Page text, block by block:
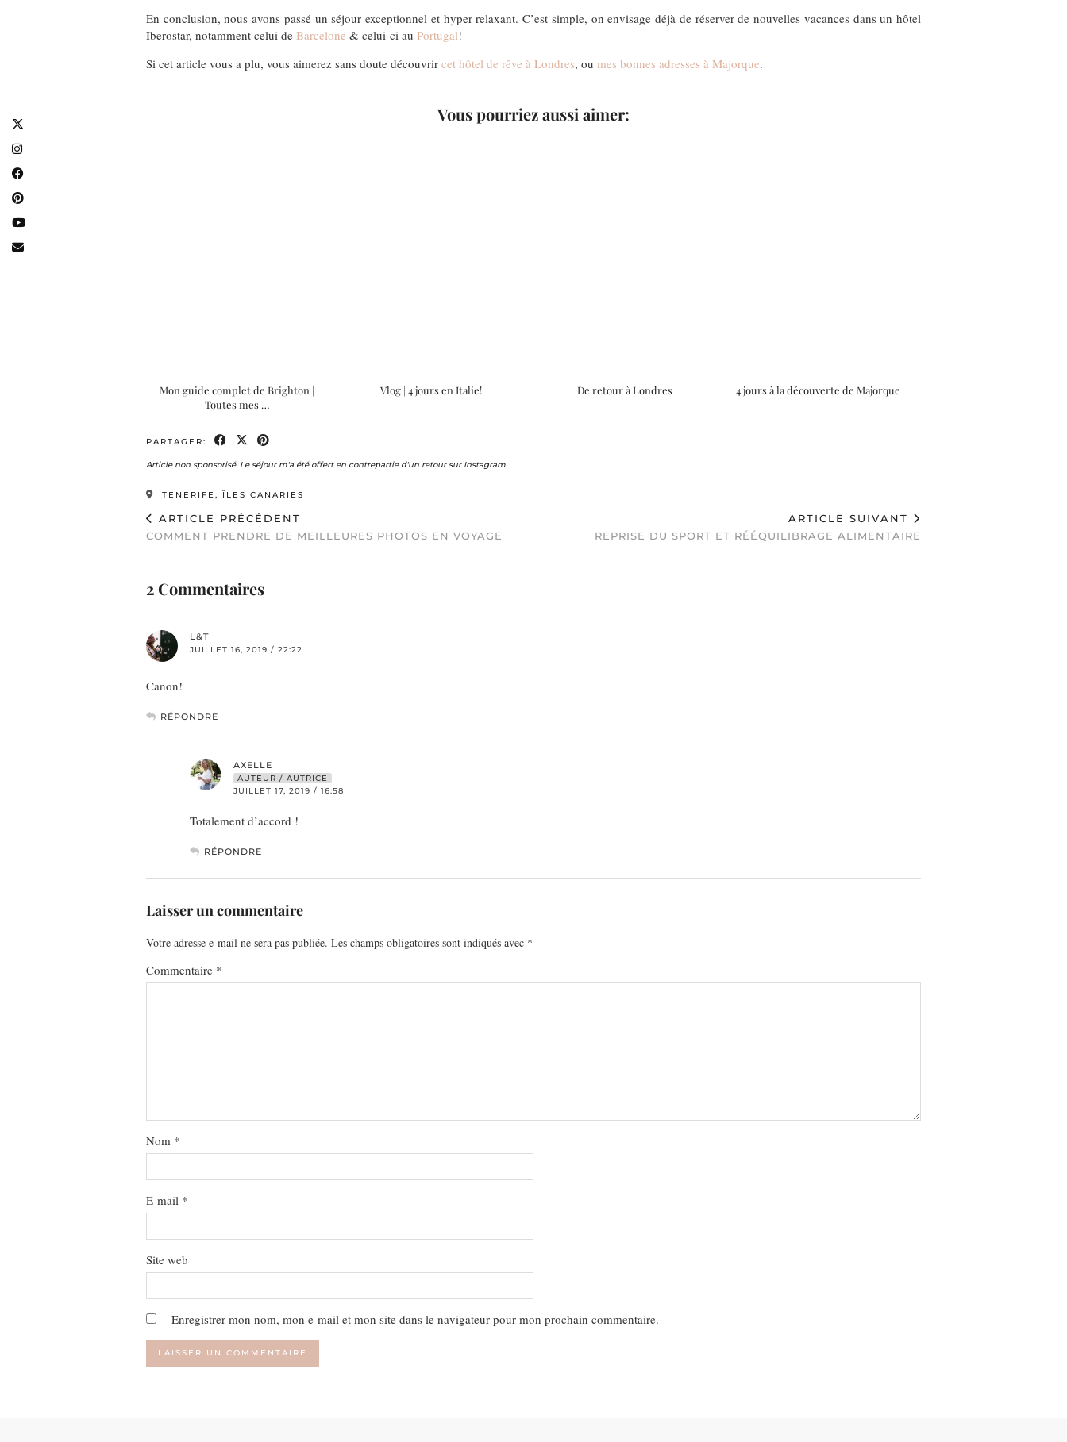
En conclusion, nous avons passé un séjour exceptionnel et hyper relaxant. C’est simple, on envisage déjà de réserver de nouvelles vacances dans un hôtel
Iberostar, notamment celui de Barcelone & celui-ci au Portugal!
Si cet article vous a plu, vous aimerez sans doute découvrir cet hôtel de rêve à Londres, ou mes bonnes adresses à Majorque.
Vous pourriez aussi aimer:
Mon guide complet de Brighton |
Toutes mes …
Vlog | 4 jours en Italie! De retour à Londres 4 jours à la découverte de Majorque
PARTAGER:
Article non sponsorisé. Le séjour m'a été offert en contrepartie d'un retour sur Instagram.
TENERIFE, ÎLES CANARIES
ARTICLE PRÉCÉDENT
COMMENT PRENDRE DE MEILLEURES PHOTOS EN VOYAGE
ARTICLE SUIVANT
REPRISE DU SPORT ET RÉÉQUILIBRAGE ALIMENTAIRE
2 Commentaires
L&T
JUILLET 16, 2019 / 22:22
Canon!
RÉPONDRE
AXELLE
AUTEUR / AUTRICE
JUILLET 17, 2019 / 16:58
Totalement d’accord !
RÉPONDRE
Laisser un commentaire
Votre adresse e-mail ne sera pas publiée. Les champs obligatoires sont indiqués avec *
Commentaire *
Nom *
E-mail *
Site web
Enregistrer mon nom, mon e-mail et mon site dans le navigateur pour mon prochain commentaire.